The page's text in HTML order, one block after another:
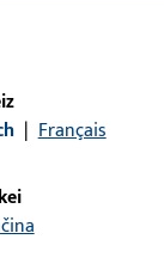
| Français